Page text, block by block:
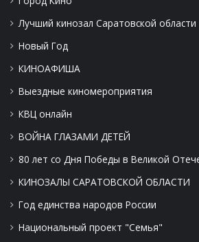
Лучший кинозал Саратовской области
Новый Год
КИНОАФИША
Выездные киномероприятия
КВЦ онлайн
ВОЙНА ГЛАЗАМИ ДЕТЕЙ
80 лет со Дня Победы в Великой
КИНОЗАЛЫ САРАТОВСКОЙ ОБЛАСТИ
Год единства народов России
Национальный проект "Семья"